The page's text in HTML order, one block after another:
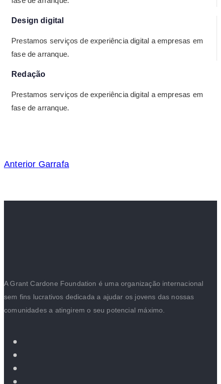
Design digital
Prestamos serviços de experiência digital a empresas em
fase de arranque.
Redação
Prestamos serviços de experiência digital a empresas em
fase de arranque.
Anterior Garrafa
A Grant Cardone Foundation é uma organização internacional
sem fins lucrativos dedicada a ajudar os jovens das nossas
comunidades a atingirem o seu potencial máximo.